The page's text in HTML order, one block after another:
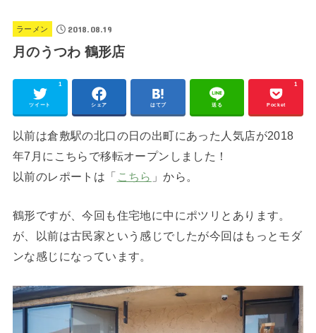
ラーメン 2018.08.19
月のうつわ 鶴形店
ツイート
1
シェア はてブ 送る Pocket
1
以前は倉敷駅の北口の日の出町にあった人気店が2018
年7月にこちらで移転オープンしました！
以前のレポートは「 こちら 」から。
鶴形ですが、今回も住宅地に中にポツリとあります。
が、以前は古民家という感じでしたが今回はもっとモダ
ンな感じになっています。